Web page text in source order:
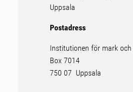
Uppsala
Postadress
Institutionen för mark och
Box 7014
750 07 Uppsala